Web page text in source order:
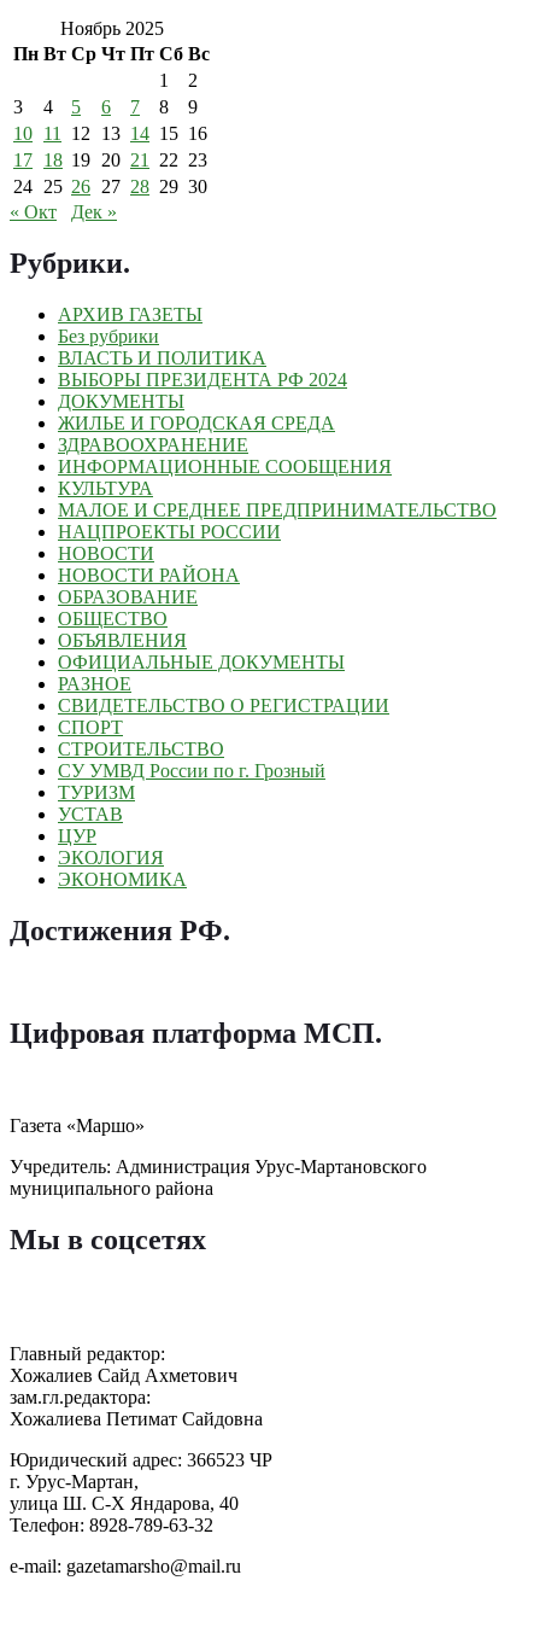
Ноябрь 2025
Пн Вт Ср Чт Пт Сб Вс
1
2
3
4 5 6 7 8
9
10 11 12 13 14 15 16
17 18 19 20 21 22 23
24 25 26 27 28 29 30
« Окт
Дек »
Рубрики.
АРХИВ ГАЗЕТЫ
Без рубрики
ВЛАСТЬ И ПОЛИТИКА
ВЫБОРЫ ПРЕЗИДЕНТА РФ 2024
ДОКУМЕНТЫ
ЖИЛЬЕ И ГОРОДСКАЯ СРЕДА
ЗДРАВООХРАНЕНИЕ
ИНФОРМАЦИОННЫЕ СООБЩЕНИЯ
КУЛЬТУРА
МАЛОЕ И СРЕДНЕЕ ПРЕДПРИНИМАТЕЛЬСТВО
НАЦПРОЕКТЫ РОССИИ
НОВОСТИ
НОВОСТИ РАЙОНА
ОБРАЗОВАНИЕ
ОБЩЕСТВО
ОБЪЯВЛЕНИЯ
ОФИЦИАЛЬНЫЕ ДОКУМЕНТЫ
РАЗНОЕ
СВИДЕТЕЛЬСТВО О РЕГИСТРАЦИИ
СПОРТ
СТРОИТЕЛЬСТВО
СУ УМВД России по г. Грозный
ТУРИЗМ
УСТАВ
ЦУР
ЭКОЛОГИЯ
ЭКОНОМИКА
Достижения РФ.
Цифровая платформа МСП.
Газета «Маршо»
Учредитель: Администрация Урус-Мартановского
муниципального района
Мы в соцсетях
Главный редактор:
Хожалиев Сайд Ахметович
зам.гл.редактора:
Хожалиева Петимат Сайдовна
Юридический адрес: 366523 ЧР
г. Урус-Мартан,
улица Ш. С-Х Яндарова, 40
Телефон: 8928-789-63-32
e-mail: gazetamarsho@mail.ru